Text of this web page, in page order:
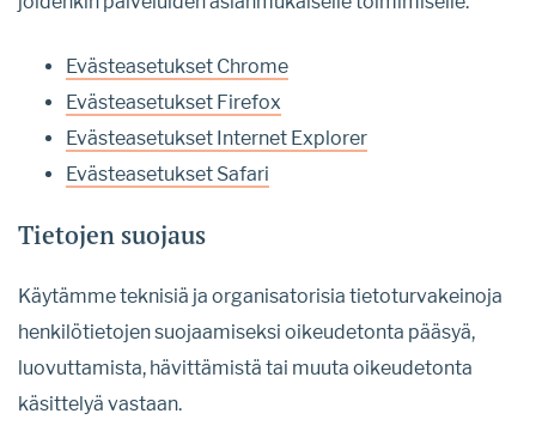
Evästeasetukset Chrome
Evästeasetukset Firefox
Evästeasetukset Internet Explorer
Evästeasetukset Safari
Tietojen suojaus
Käytämme teknisiä ja organisatorisia tietoturvakeinoja
henkilötietojen suojaamiseksi oikeudetonta pääsyä,
luovuttamista, hävittämistä tai muuta oikeudetonta
käsittelyä vastaan.